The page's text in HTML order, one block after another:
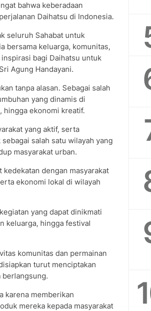
bahwa keberadaan
Daihatsu di Indonesia.
seluruh Sahabat untuk
bersama keluarga, komunitas,
bagi Daihatsu untuk
Agung Handayani.
tanpa alasan. Sebagai salah
yang dinamis di
hingga ekonomi kreatif.
yang aktif, serta
salah satu wilayah yang
masyarakat urban.
dengan masyarakat
ekonomi lokal di wilayah
yang dapat dinikmati
keluarga, hingga festival
komunitas dan permainan
turut menciptakan
berlangsung.
karena memberikan
mereka kepada masyarakat